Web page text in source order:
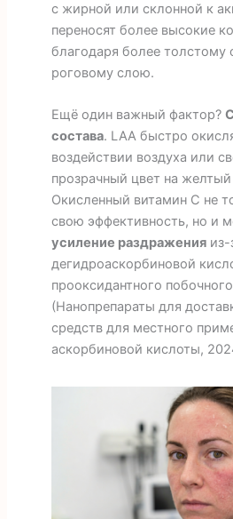
с жирной или склонной к
переносят более высокие
благодаря более толстому
роговому слою.
Ещё один важный фактор?
состава. LAA быстро
воздействии воздуха или
прозрачный цвет на
Окисленный витамин С не
свою эффективность, но и
усиление раздраженияиз-
дегидроаскорбиновой
прооксидантного
(Нанопрепараты для
средств для местного
аскорбиновой кислоты,